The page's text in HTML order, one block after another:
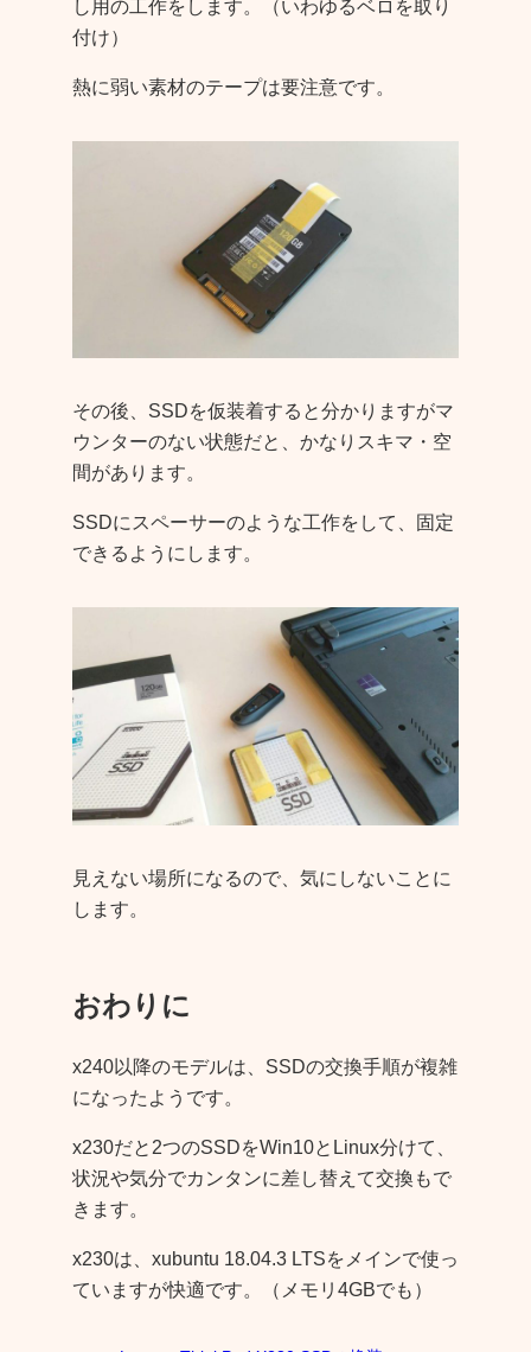
し用の工作をします。（いわゆるベロを取り
付け）
熱に弱い素材のテープは要注意です。
その後、SSDを仮装着すると分かりますがマ
ウンターのない状態だと、かなりスキマ・空
間があります。
SSDにスペーサーのような工作をして、固定
できるようにします。
見えない場所になるので、気にしないことに
します。
おわりに
x240以降のモデルは、SSDの交換手順が複雑
になったようです。
x230だと2つのSSDをWin10とLinux分けて、
状況や気分でカンタンに差し替えて交換もで
きます。
x230は、xubuntu 18.04.3 LTSをメインで使っ
ていますが快適です。（メモリ4GBでも）